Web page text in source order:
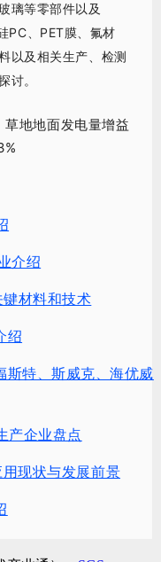
璃等零部件以及
PC、PET膜、氟材
以及相关生产、检测
讨。
介绍
材料和技术
绍
斯特、斯威克、海优威
产企业盘点
现状与发展前景